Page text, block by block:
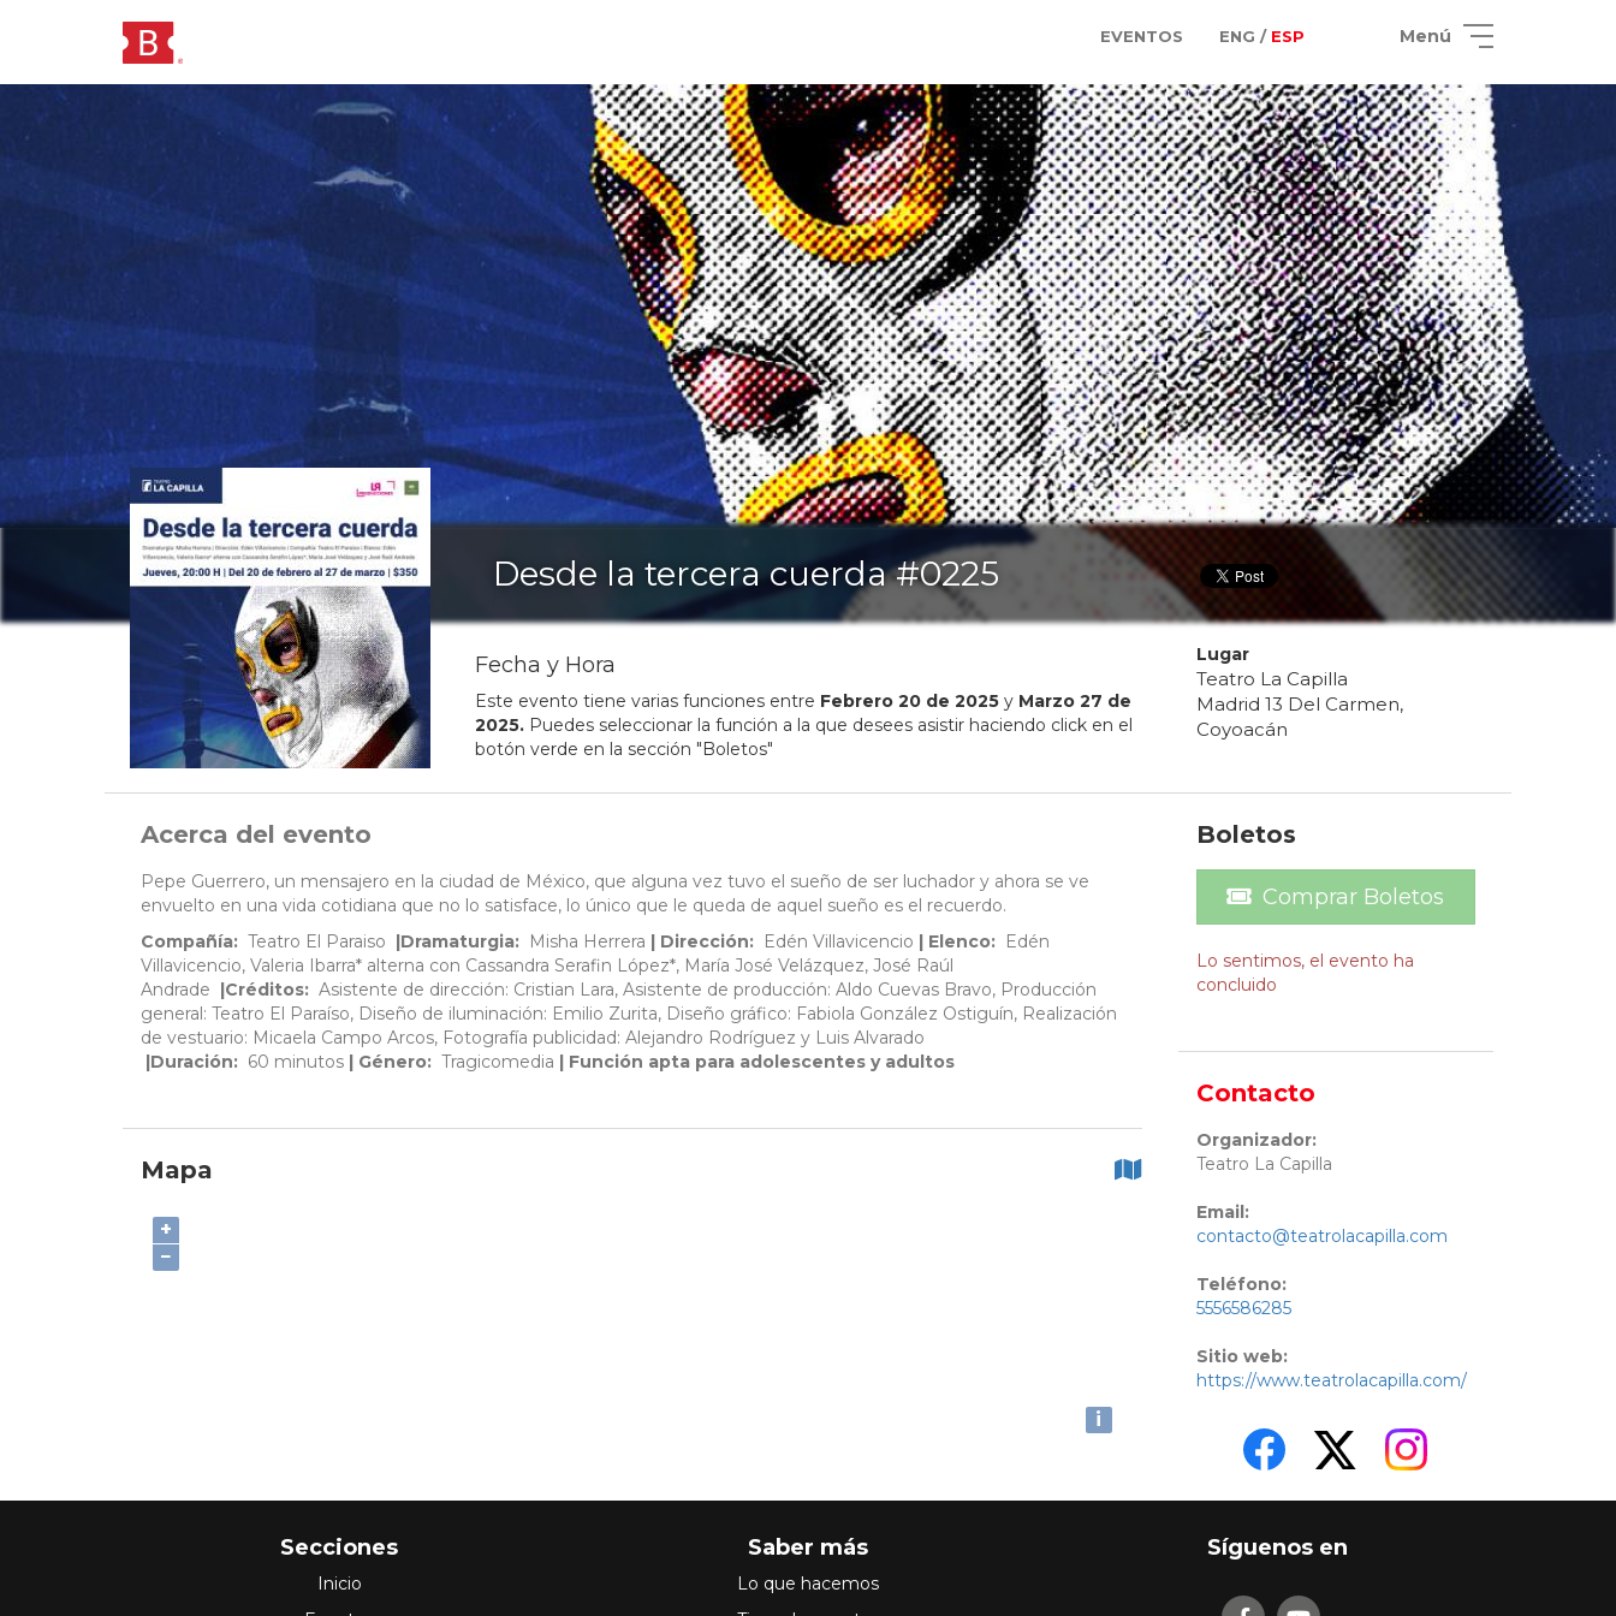
EVENTOS ENG / ESP Menú
Desde la tercera cuerda #0225
Fecha y Hora
Este evento tiene varias funciones entre Febrero 20de 2025y Marzo 27 de
2025.Puedes seleccionar la función a la que desees asistir haciendo click en el
botón verde en la sección "Boletos"
Lugar
Teatro La Capilla
Madrid 13 Del Carmen,
Coyoacán
Acerca del evento
Pepe Guerrero, un mensajero en la ciudad de México, que alguna vez tuvo el sueño de ser luchador y ahora se ve
envuelto en una vida cotidiana que no lo satisface, lo único que le queda de aquel sueño es el recuerdo.
Compañía: Teatro El Paraiso |Dramaturgia: Misha Herrera | Dirección: Edén Villavicencio | Elenco:
Edén
Villavicencio, Valeria Ibarra* alterna con Cassandra Serafin López*, María José Velázquez, José Raúl
Andrade
|Créditos: Asistente de dirección: Cristian Lara, Asistente de producción: Aldo Cuevas Bravo, Producción
general: Teatro El Paraíso, Diseño de iluminación: Emilio Zurita, Diseño gráfico: Fabiola González Ostiguín, Realización
de vestuario: Micaela Campo Arcos, Fotografía publicidad: Alejandro Rodríguez y Luis Alvarado
|Duración: 60 minutos | Género: Tragicomedia | Función apta para adolescentes y adultos
Mapa
+
−
i
Boletos
Comprar Boletos
Lo sentimos, el evento ha
concluido
Contacto
Organizador:
Teatro La Capilla
Email:
contacto@teatrolacapilla.com
Teléfono:
5556586285
Sitio web:
https://www.teatrolacapilla.com/
Secciones
Inicio
Saber más
Lo que hacemos
Síguenos en